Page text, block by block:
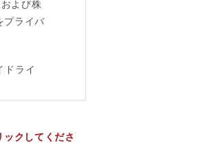
クしてくださ